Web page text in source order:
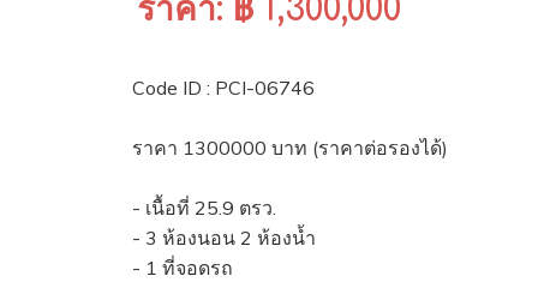
ราคา: ฿ 1,300,000
Code ID : PCI-06746
ราคา 1300000 บาท (ราคาต่อรองได้)
- เนื้อที่ 25.9 ตรว.
- 3 ห้องนอน 2 ห้องน้ำ
- 1 ที่จอดรถ